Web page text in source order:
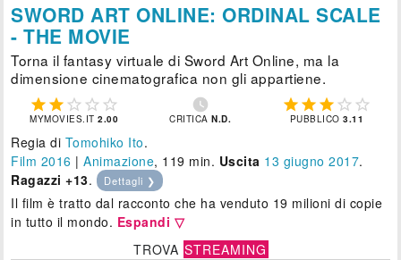
SWORD ART ONLINE: ORDINAL SCALE
- THE MOVIE
Torna il fantasy virtuale di Sword Art Online, ma la
dimensione cinematografica non gli appartiene.
    
MYMOVIES.IT2.00

CRITICAN.D.
    
PUBBLICO3.11
Regia di Tomohiko Ito.
Film 2016 |Animazione, 119 min. Uscita 13 giugno 2017.
Ragazzi +13. Dettagli ❯
Il film è tratto dal racconto che ha venduto 19 milioni di copie
in tutto il mondo. Espandi ▽
TROVA STREAMING